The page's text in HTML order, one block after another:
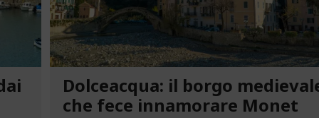
Dolceacqua: il borgo
che fece innamorare Monet